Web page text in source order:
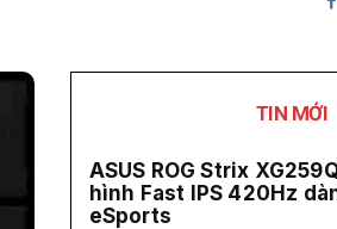
TIN MỚI
ASUS ROG Strix
hình Fast IPS 420Hz
eSports